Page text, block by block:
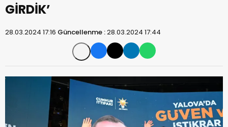
GİRDİK’
28.03.2024 17:16 Güncellenme :28.03.2024 17:44